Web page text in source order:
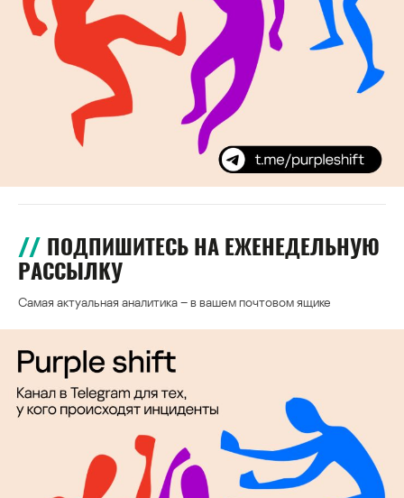
ПОДПИШИТЕСЬ НА ЕЖЕНЕДЕЛЬНУЮ
РАССЫЛКУ
Самая актуальная аналитика – в вашем почтовом ящике